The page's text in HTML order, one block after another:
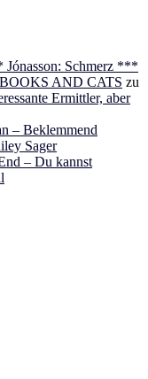
Schmerz ***
AND CATS zu
Ermittler, aber
– Beklemmend
Sager
– Du kannst